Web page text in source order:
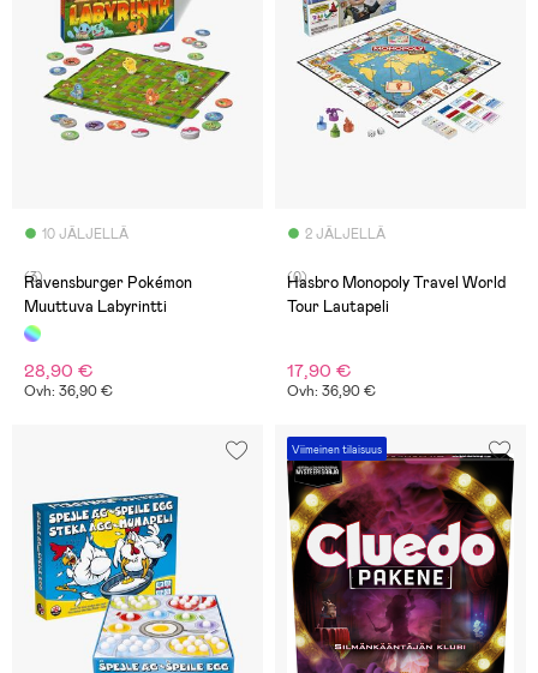
10 JÄLJELLÄ
(3)
Ravensburger Pokémon
Muuttuva Labyrintti
28,90 €
Ovh: 36,90 €
2 JÄLJELLÄ
(0)
Hasbro Monopoly Travel World
Tour Lautapeli
17,90 €
Ovh: 36,90 €
Viimeinen tilaisuus